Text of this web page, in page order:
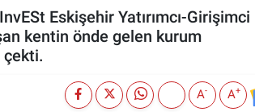
Eskişehir Yatırımcı-Girişimci
kentin önde gelen kurum
çekti.
A- A+